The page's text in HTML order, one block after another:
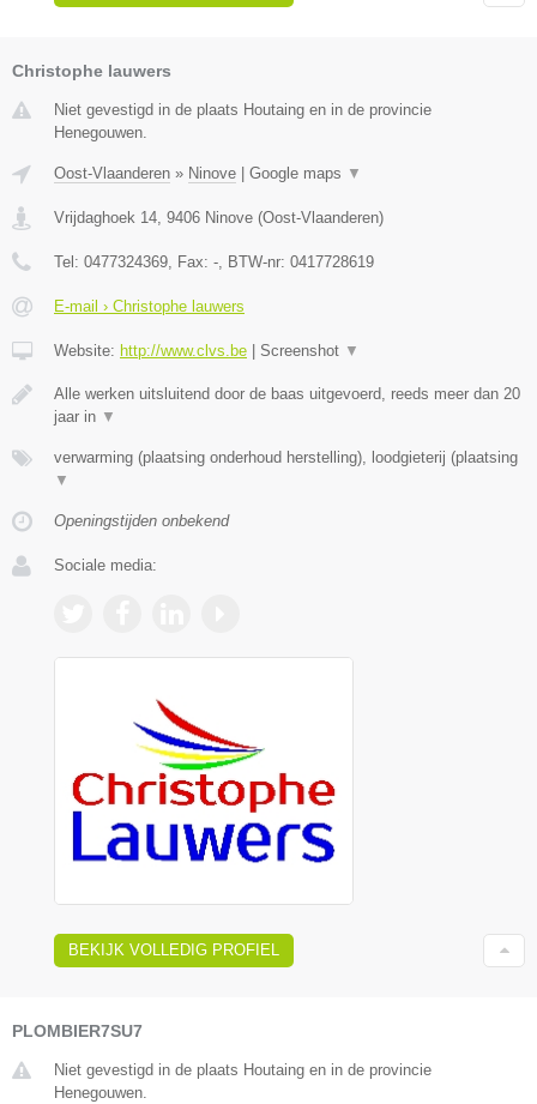
Christophe lauwers
Niet gevestigd in de plaats Houtaing en in de provincie
Henegouwen.
Oost-Vlaanderen » Ninove | Google maps ▼
Vrijdaghoek 14 9406 Ninove (Oost-Vlaanderen)
Tel: 0477324369 , Fax: - , BTW-nr: 0417728619
E-mail › Christophe lauwers
Website: http://www.clvs.be | Screenshot ▼
Alle werken uitsluitend door de baas uitgevoerd, reeds meer dan 20
jaar in ▼
verwarming (plaatsing onderhoud herstelling), loodgieterij (plaatsing
▼
Openingstijden onbekend
Sociale media:
BEKIJK VOLLEDIG PROFIEL
PLOMBIER7SU7
Niet gevestigd in de plaats Houtaing en in de provincie
Henegouwen.